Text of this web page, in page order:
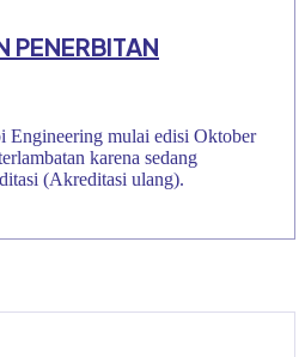
PENERBITAN
Engineering mulai edisi Oktober
karena sedang
(Akreditasi ulang).